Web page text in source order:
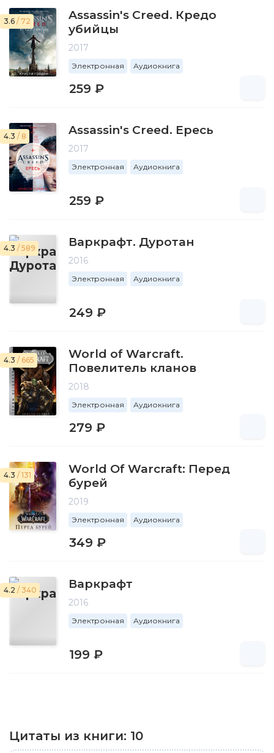
3.6 / 72
Assassin's Creed. Кредо
убийцы
2017
Электронная Аудиокнига
259 ₽
4.3 / 8 Assassin's Creed. Ересь
2017
Электронная Аудиокнига
259 ₽
4.3 / 589 Варкрафт. Дуротан
2016
Электронная Аудиокнига
249 ₽
4.3 / 665
World of Warcraft.
Повелитель кланов
2018
Электронная Аудиокнига
279 ₽
4.3 / 131
World Of Warcraft: Перед
бурей
2019
Электронная Аудиокнига
349 ₽
4.2 / 340 Варкрафт
2016
Электронная Аудиокнига
199 ₽
Цитаты из книги: 10